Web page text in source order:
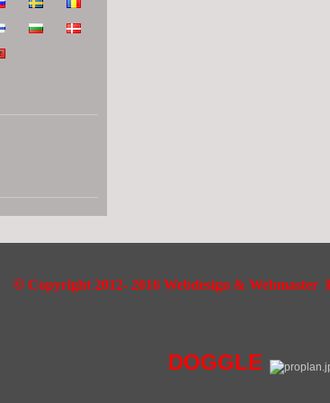
© Copyright 2012- 2016 Webdesign & Webmaster
DOGGLE